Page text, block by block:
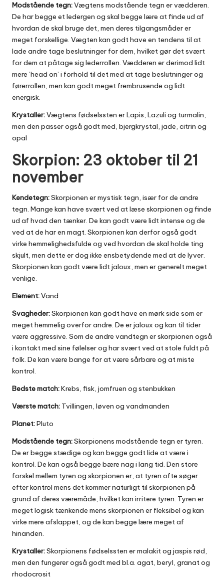
Modstående tegn:Vægtens modstående tegn er vædderen.
De har begge et ledergen og skal begge lære at finde ud af
hvordan de skal bruge det, men deres tilgangsmåder er
meget forskellige. Vægten kan godt have en tendens til at
lade andre tage beslutninger for dem, hvilket gør det svært
for dem at påtage sig lederrollen. Vædderen er derimod lidt
mere ’head on’ i forhold til det med at tage beslutninger og
førerrollen, men kan godt meget frembrusende og lidt
energisk.
Krystaller:Vægtens fødselssten er Lapis, Lazuli og turmalin,
men den passer også godt med, bjergkrystal, jade, citrin og
opal
Skorpion: 23 oktober til 21
november
Kendetegn:Skorpionen er mystisk tegn, især for de andre
tegn. Mange kan have svært ved at læse skorpionen og finde
ud af hvad den tænker. De kan godt være lidt intense og de
ved at de har en magt. Skorpionen kan derfor også godt
virke hemmelighedsfulde og ved hvordan de skal holde ting
skjult, men dette er dog ikke ensbetydende med at de lyver.
Skorpionen kan godt være lidt jaloux, men er generelt meget
venlige.
Element:Vand
Svagheder:Skorpionen kan godt have en mørk side som er
meget hemmelig overfor andre. De er jaloux og kan til tider
være aggressive. Som de andre vandtegn er skorpionen også
i kontakt med sine følelser og har svært ved at stole fuldt på
folk. De kan være bange for at være sårbare og at miste
kontrol.
Bedste match:Krebs, fisk, jomfruen og stenbukken
Værste match: Tvillingen, løven og vandmanden
Planet:Pluto
Modstående tegn:Skorpionens modstående tegn er tyren.
De er begge stædige og kan begge godt lide at være i
kontrol. De kan også begge bære nag i lang tid. Den store
forskel mellem tyren og skorpionen er, at tyren ofte søger
efter kontrol mens det kommer naturligt til skorpionen på
grund af deres væremåde, hvilket kan irritere tyren. Tyren er
meget logisk tænkende mens skorpionen er fleksibel og kan
virke mere afslappet, og de kan begge lære meget af
hinanden.
Krystaller:Skorpionens fødselssten er malakit og jaspis rød,
men den fungerer også godt med bl.a. agat, beryl, granat og
rhodocrosit